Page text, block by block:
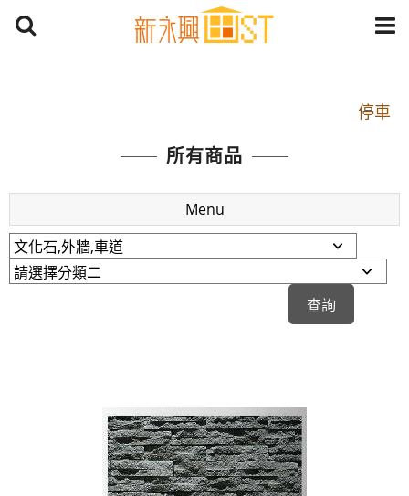
停車
捷運： 中和線【頂溪站 2 號出口】往中山路1段139
原Line已滿 無法加Line好友 請親愛的客戶加入
LINE官方帳號@a0975005573
開車：中山路1段 到永平路路口(樂華夜市口)門口可
停車
捷運： 中和線【頂溪站 2 號出口】往中山路1段139
LINE官方帳號@a0975005573
所有商品
Menu